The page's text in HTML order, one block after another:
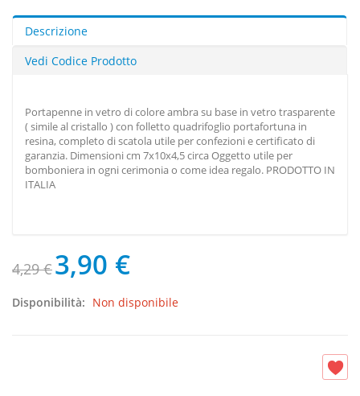
Descrizione
Vedi Codice Prodotto
Portapenne in vetro di colore ambra su base in vetro trasparente
( simile al cristallo ) con folletto quadrifoglio portafortuna in
resina, completo di scatola utile per confezioni e certificato di
garanzia. Dimensioni cm 7x10x4,5 circa Oggetto utile per
bomboniera in ogni cerimonia o come idea regalo. PRODOTTO IN
ITALIA
4,29 €3,90 €
Disponibilità: Non disponibile